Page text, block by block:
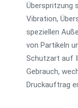
Überspritzung
Vibration,
speziellen
von Partikeln
Schutzart auf
Gebrauch,
Druckauftrag